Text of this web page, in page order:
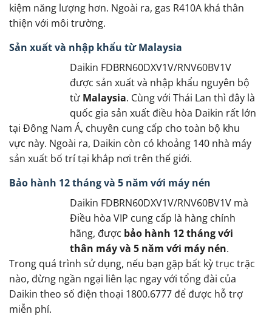
kiệm năng lượng hơn. Ngoài ra, gas R410A khá thân
thiện với môi trường.
Sản xuất và nhập khẩu từ Malaysia
Daikin FDBRN60DXV1V/RNV60BV1V
được sản xuất và nhập khẩu nguyên bộ
từ Malaysia. Cùng với Thái Lan thì đây là
quốc gia sản xuất điều hòa Daikin rất lớn
tại Đông Nam Á, chuyên cung cấp cho toàn bộ khu
vực này. Ngoài ra, Daikin còn có khoảng 140 nhà máy
sản xuất bố trí tại khắp nơi trên thế giới.
Bảo hành 12 tháng và 5 năm với máy nén
Daikin FDBRN60DXV1V/RNV60BV1V mà
Điều hòa VIP cung cấp là hàng chính
hãng, được bảo hành 12 tháng với
thân máy và 5 năm với máy nén.
Trong quá trình sử dụng, nếu bạn gặp bất kỳ trục trặc
nào, đừng ngần ngại liên lạc ngay với tổng đài của
Daikin theo số điện thoại 1800.6777 để được hỗ trợ
miễn phí.